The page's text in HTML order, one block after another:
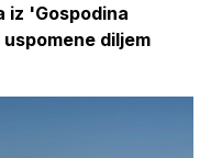
iz 'Gospodina
diljem